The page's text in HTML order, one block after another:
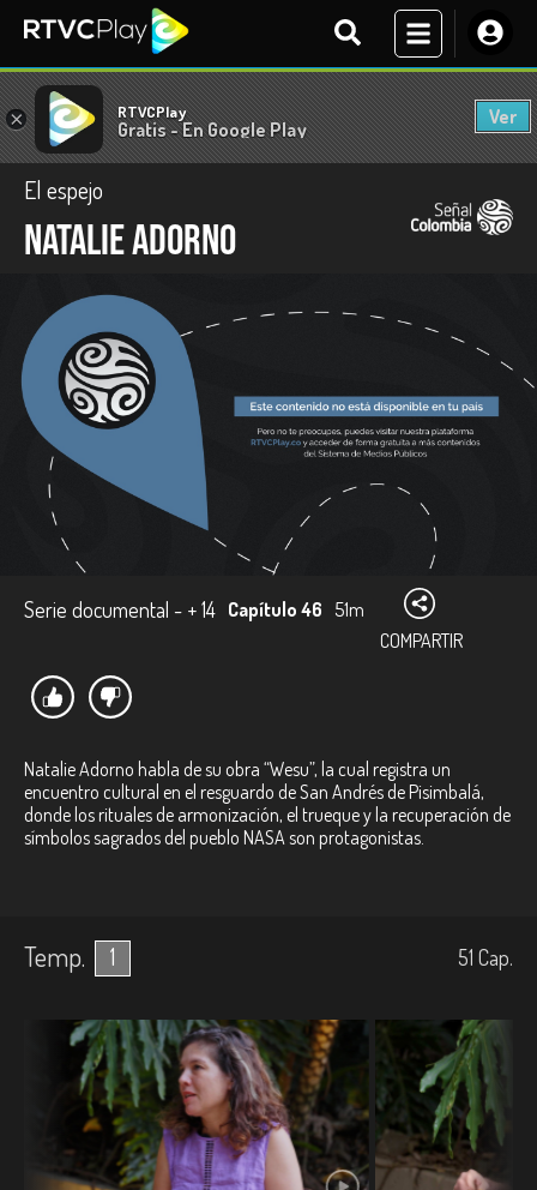
× RTVCPlay
Gratis - En Google Play
Ver
El espejo
Natalie Adorno
Serie documental - + 14 Capítulo 46 51m
COMPARTIR
Natalie Adorno habla de su obra “Wesu”, la cual registra un
encuentro cultural en el resguardo de San Andrés de Pisimbalá,
donde los rituales de armonización, el trueque y la recuperación de
símbolos sagrados del pueblo NASA son protagonistas.
Temp. 1 51 Cap.